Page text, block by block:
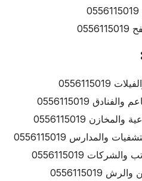
0556115019
0556115019
0556115019
0556115019